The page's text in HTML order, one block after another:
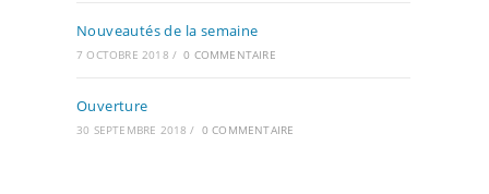
Nouveautés de la semaine
7 OCTOBRE 2018 / 0 COMMENTAIRE
Ouverture
30 SEPTEMBRE 2018 / 0 COMMENTAIRE